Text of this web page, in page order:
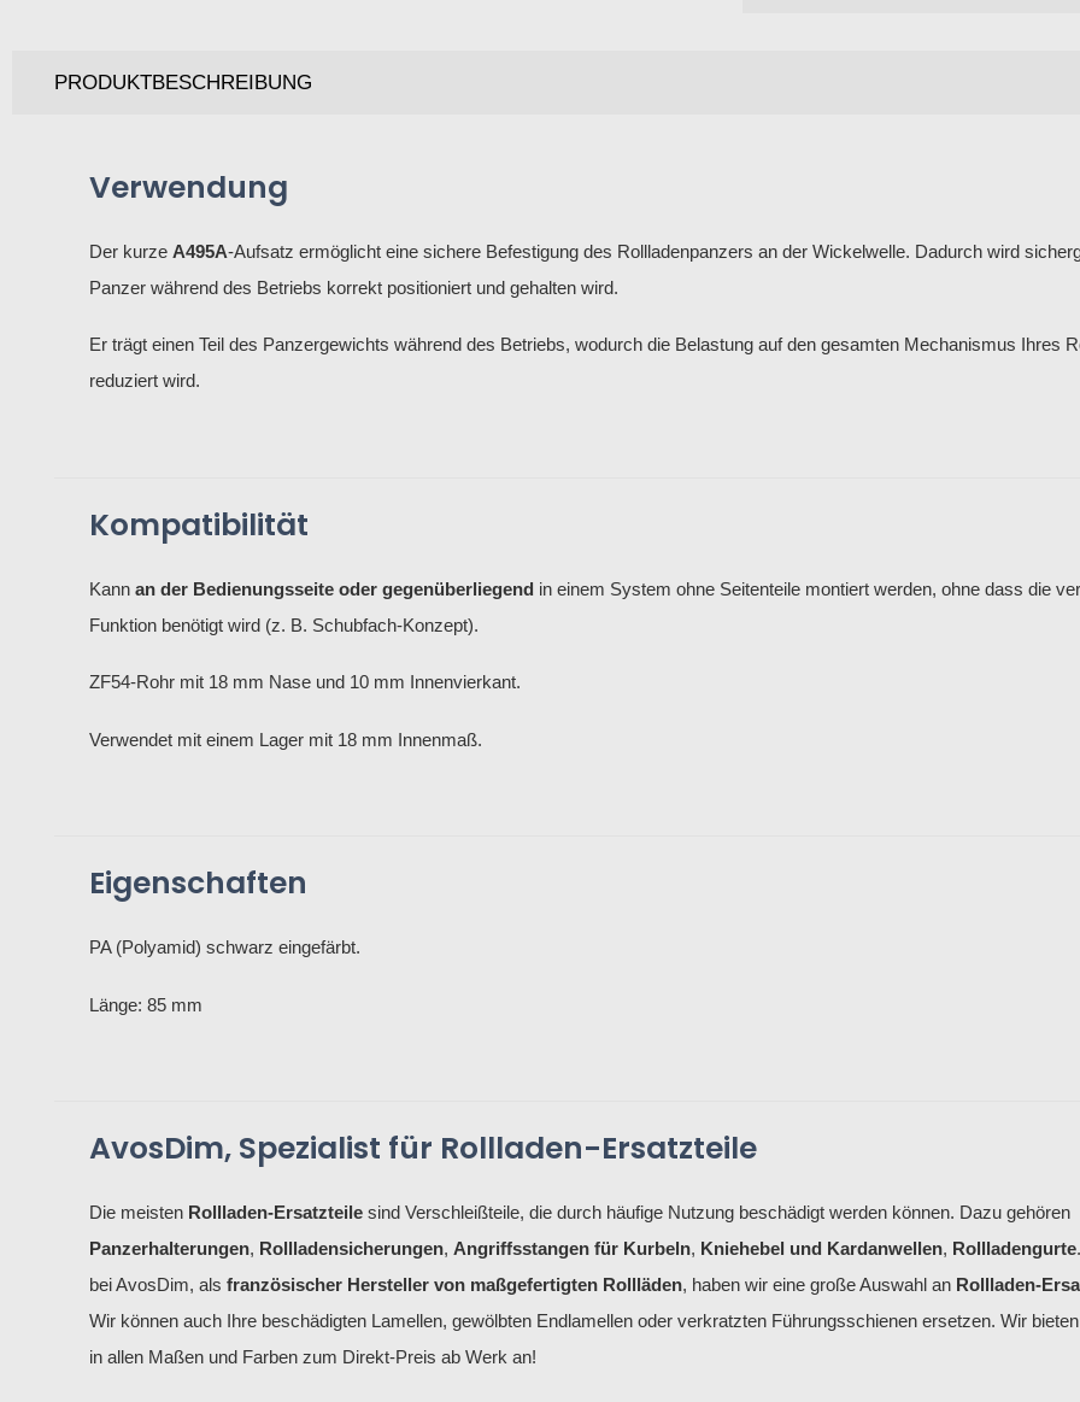
PRODUKTBESCHREIBUNG
Verwendung
Der kurze A495A-Aufsatz ermöglicht eine sichere Befestigung des Rollladenpanzers an der Wickelwelle. Dadurch wird
Panzer während des Betriebs korrekt positioniert und gehalten wird.
Er trägt einen Teil des Panzergewichts während des Betriebs, wodurch die Belastung auf den gesamten Mechanismus Ihres
reduziert wird.
Kompatibilität
Kann an der Bedienungsseite oder gegenüberliegend in einem System ohne Seitenteile montiert werden, ohne dass die
Funktion benötigt wird (z. B. Schubfach-Konzept).
ZF54-Rohr mit 18 mm Nase und 10 mm Innenvierkant.
Verwendet mit einem Lager mit 18 mm Innenmaß.
Eigenschaften
PA (Polyamid) schwarz eingefärbt.
Länge: 85 mm
AvosDim, Spezialist für Rollladen-Ersatzteile
Die meisten Rollladen-Ersatzteile sind Verschleißteile, die durch häufige Nutzung beschädigt werden können. Dazu gehören
Panzerhalterungen, Rollladensicherungen, Angriffsstangen für Kurbeln, Kniehebel und Kardanwellen, Rollladengurte
bei AvosDim, als französischer Hersteller von maßgefertigten Rollläden, haben wir eine große Auswahl an Rollladen-
Wir können auch Ihre beschädigten Lamellen, gewölbten Endlamellen oder verkratzten Führungsschienen ersetzen. Wir
in allen Maßen und Farben zum Direkt-Preis ab Werk an!